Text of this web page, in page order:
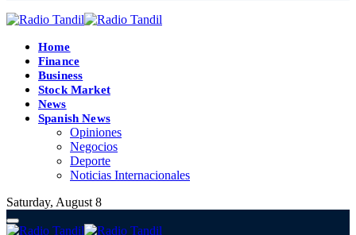
Home
Finance
Business
Stock Market
News
Spanish News
Opiniones
Negocios
Deporte
Noticias Internacionales
Saturday, August 8